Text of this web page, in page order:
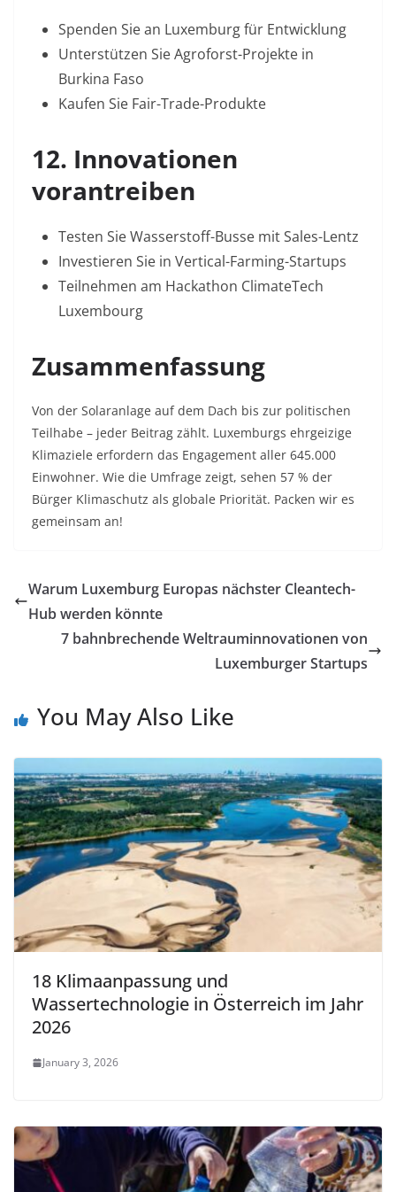
Spenden Sie an Luxemburg für Entwicklung
Unterstützen Sie Agroforst-Projekte in
Burkina Faso
Kaufen Sie Fair-Trade-Produkte
12. Innovationen
vorantreiben
Testen Sie Wasserstoff-Busse mitSales-Lentz
Investieren Sie in Vertical-Farming-Startups
Teilnehmen am Hackathon ClimateTech
Luxembourg
Zusammenfassung
Von der Solaranlage auf dem Dach bis zur politischen
Teilhabe – jeder Beitrag zählt. Luxemburgs ehrgeizige
Klimaziele erfordern das Engagement aller 645.000
Einwohner. Wie die Umfrage zeigt, sehen 57 % der
Bürger Klimaschutz als globale Priorität. Packen wir es
gemeinsam an!
Warum Luxemburg Europas nächster Cleantech-
Hub werden könnte
7 bahnbrechende Weltrauminnovationen von
Luxemburger Startups
You May Also Like
18 Klimaanpassung und
Wassertechnologie in Österreich im Jahr
2026
January 3, 2026